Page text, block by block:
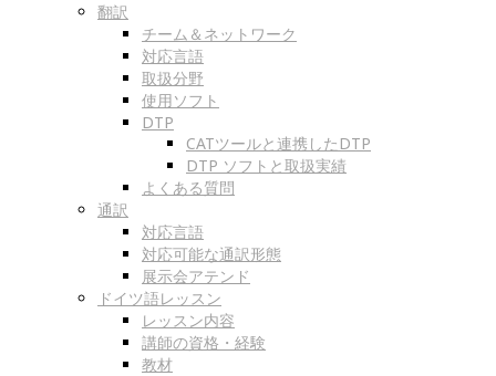
翻訳
チーム＆ネットワーク
対応言語
取扱分野
使用ソフト
DTP
CATツールと連携したDTP
DTP ソフトと取扱実績
よくある質問
通訳
対応言語
対応可能な通訳形態
展示会アテンド
ドイツ語レッスン
レッスン内容
講師の資格・経験
教材